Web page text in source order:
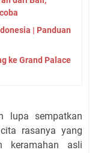
| Panduan
ke Grand Palace
lupa sempatkan
rasanya yang
keramahan asli